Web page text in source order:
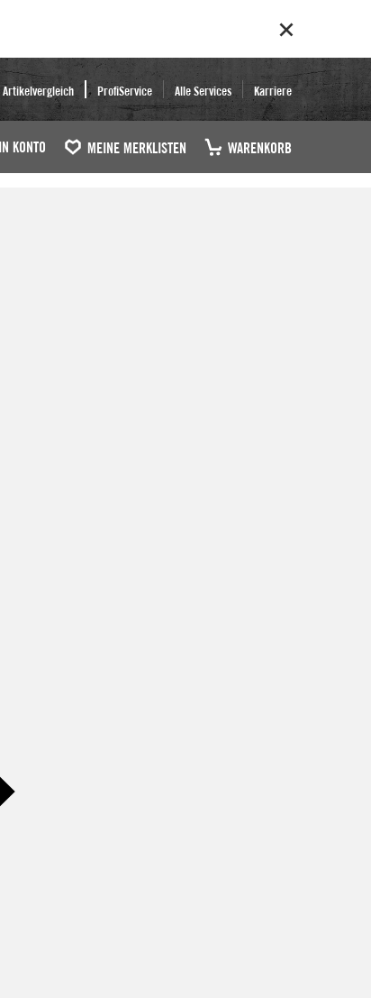
Artikelvergleich ProfiService Alle Services Karriere
KONTO MEINE MERKLISTEN WARENKORB